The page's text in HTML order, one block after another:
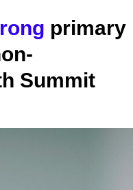
primary
Summit